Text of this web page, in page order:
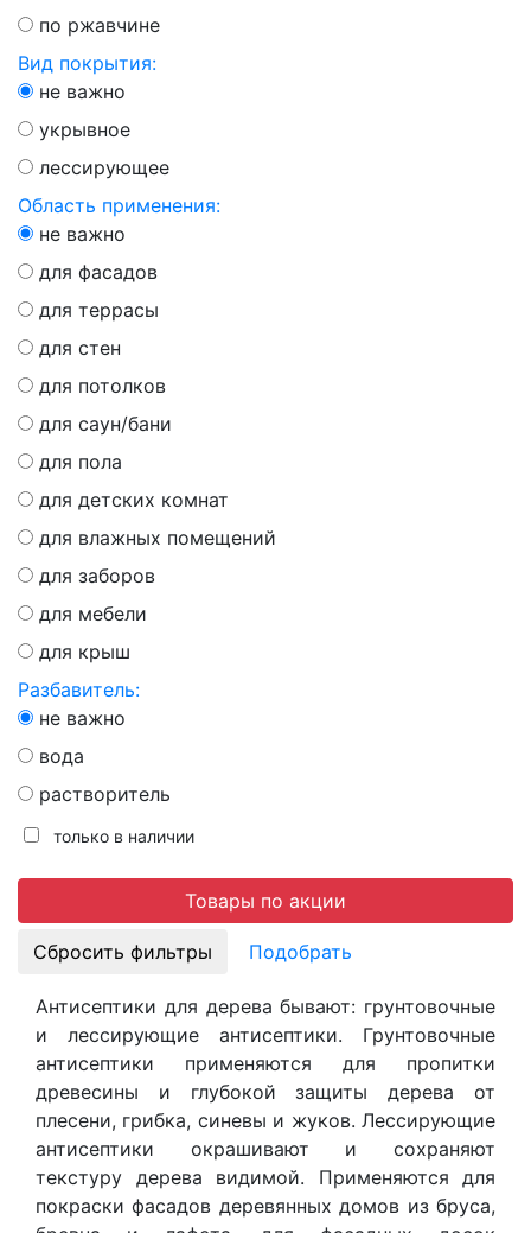
по ржавчине
Вид покрытия:
не важно
укрывное
лессирующее
Область применения:
не важно
для фасадов
для террасы
для стен
для потолков
для саун/бани
для пола
для детских комнат
для влажных помещений
для заборов
для мебели
для крыш
Разбавитель:
не важно
вода
растворитель
только в наличии
Товары по акции
Подобрать
Антисептики для дерева бывают: грунтовочные
и лессирующие антисептики. Грунтовочные
антисептики применяются для пропитки
древесины и глубокой защиты дерева от
плесени, грибка, синевы и жуков. Лессирующие
антисептики окрашивают и сохраняют
текстуру дерева видимой. Применяются для
покраски фасадов деревянных домов из бруса,